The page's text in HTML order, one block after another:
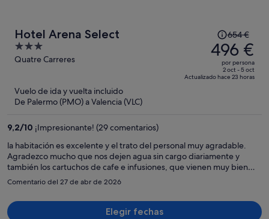
Hotel Arena Select
3
out
5
Quatre Carreres
El
precio
era
654 €,
por
persona
654 €
496 €
por persona
2 oct - 5 oct
Actualizado hace 23 horas
Vuelo de ida y vuelta incluido
De Palermo (PMO) a Valencia (VLC)
9,2/10 ¡Impresionante! (29 comentarios)
la habitación es excelente y el trato del personal muy agradable.
Agradezco mucho que nos dejen agua sin cargo diariamente y
también los cartuchos de cafe e infusiones, que vienen muy bien
cuando llegas al hotel.
Comentario del 27 de abr de 2026
Elegir fechas